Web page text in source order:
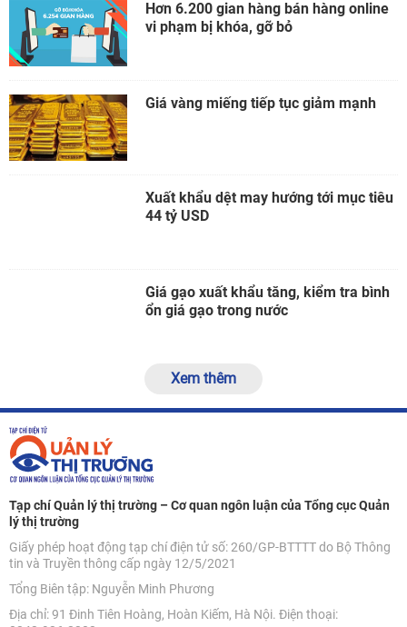
Hơn 6.200 gian hàng bán hàng online
vi phạm bị khóa, gỡ bỏ
Giá vàng miếng tiếp tục giảm mạnh
Xuất khẩu dệt may hướng tới mục tiêu
44 tỷ USD
Giá gạo xuất khẩu tăng, kiểm tra bình
ổn giá gạo trong nước
Xem thêm
Tạp chí Quản lý thị trường – Cơ quan ngôn luận của Tổng cục Quản
lý thị trường
Giấy phép hoạt động tạp chí điện tử số: 260/GP-BTTTT do Bộ Thông
tin và Truyền thông cấp ngày 12/5/2021
Tổng Biên tập: Nguyễn Minh Phương
Địa chỉ: 91 Đinh Tiên Hoàng, Hoàn Kiếm, Hà Nội. Điện thoại: